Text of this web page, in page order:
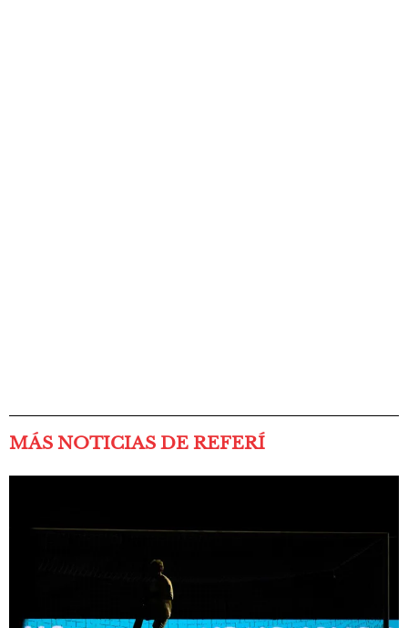
MÁS NOTICIAS DE REFERÍ